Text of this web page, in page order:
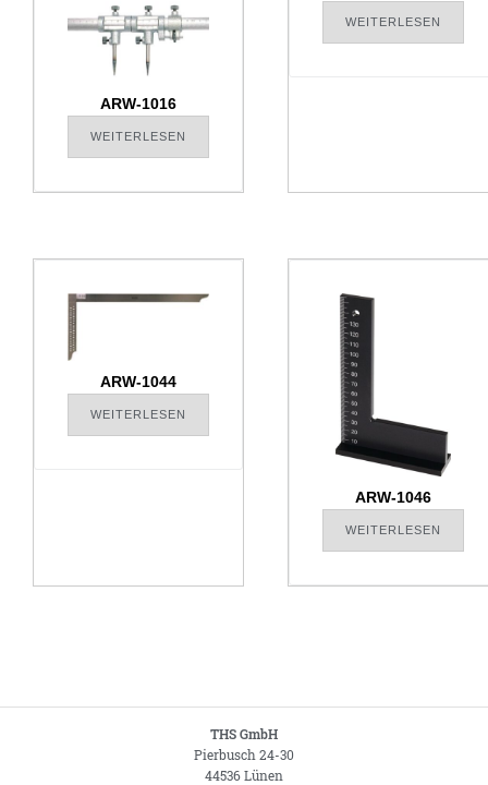
ARW-1016
WEITERLESEN
WEITERLESEN
ARW-1044
WEITERLESEN
ARW-1046
WEITERLESEN
THS GmbH
Pierbusch 24-30
44536 Lünen